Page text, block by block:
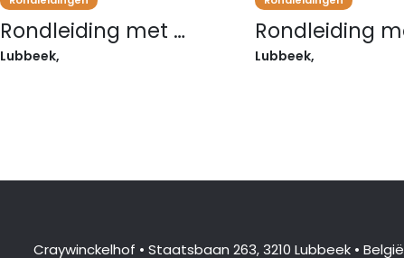
Rondleiding met degustatie 10/10/2026
Lubbeek, Lubbeek,
Craywinckelhof • Staatsbaan 263, 3210 Lubbeek • België